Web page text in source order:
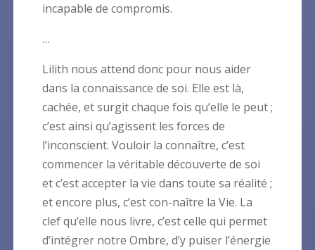
incapable de compromis.
…
Lilith nous attend donc pour nous aider
dans la connaissance de soi. Elle est là,
cachée, et surgit chaque fois qu’elle le peut ;
c’est ainsi qu’agissent les forces de
l’inconscient. Vouloir la connaître, c’est
commencer la véritable découverte de soi
et c’est accepter la vie dans toute sa réalité ;
et encore plus, c’est con-naître la Vie. La
clef qu’elle nous livre, c’est celle qui permet
d’intégrer notre Ombre, d’y puiser l’énergie